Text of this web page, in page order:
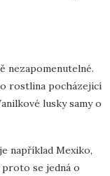
nezapomenutelné.
rostlina pocházející
lusky samy o
například Mexiko,
proto se jedná o